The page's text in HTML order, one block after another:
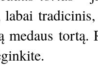
labai
medaus tortą.